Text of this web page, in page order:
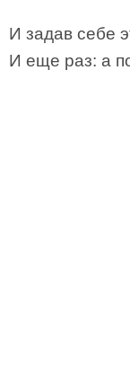
И задав себе
И еще раз: а